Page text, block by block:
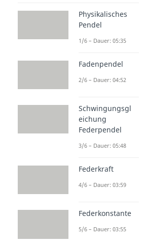
Physikalisches
Pendel
1/6 – Dauer: 05:35
Fadenpendel
2/6 – Dauer: 04:52
Schwingungsgl
eichung
Federpendel
3/6 – Dauer: 05:48
Federkraft
4/6 – Dauer: 03:59
Federkonstante
5/6 – Dauer: 03:55